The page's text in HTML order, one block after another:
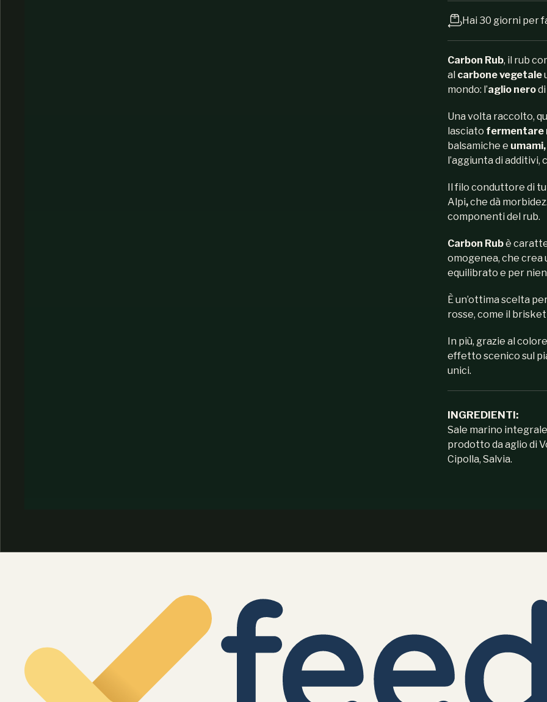
Hai 30 giorni per
Carbon Rub, il rub
al carbone vegetale
mondo: l’aglio nerodi
Una volta raccolto,
lasciato fermentare
balsamiche e umami,
l’aggiunta di
Il filo conduttore di
Alpi,che dà
componenti del rub.
Carbon Rubè
omogenea, che crea
equilibrato e per
È un’ottima scelta
rosse, come il
In più, grazie al
effetto scenico sul
unici.
INGREDIENTI:
Sale marino
prodotto da aglio di
Cipolla, Salvia.